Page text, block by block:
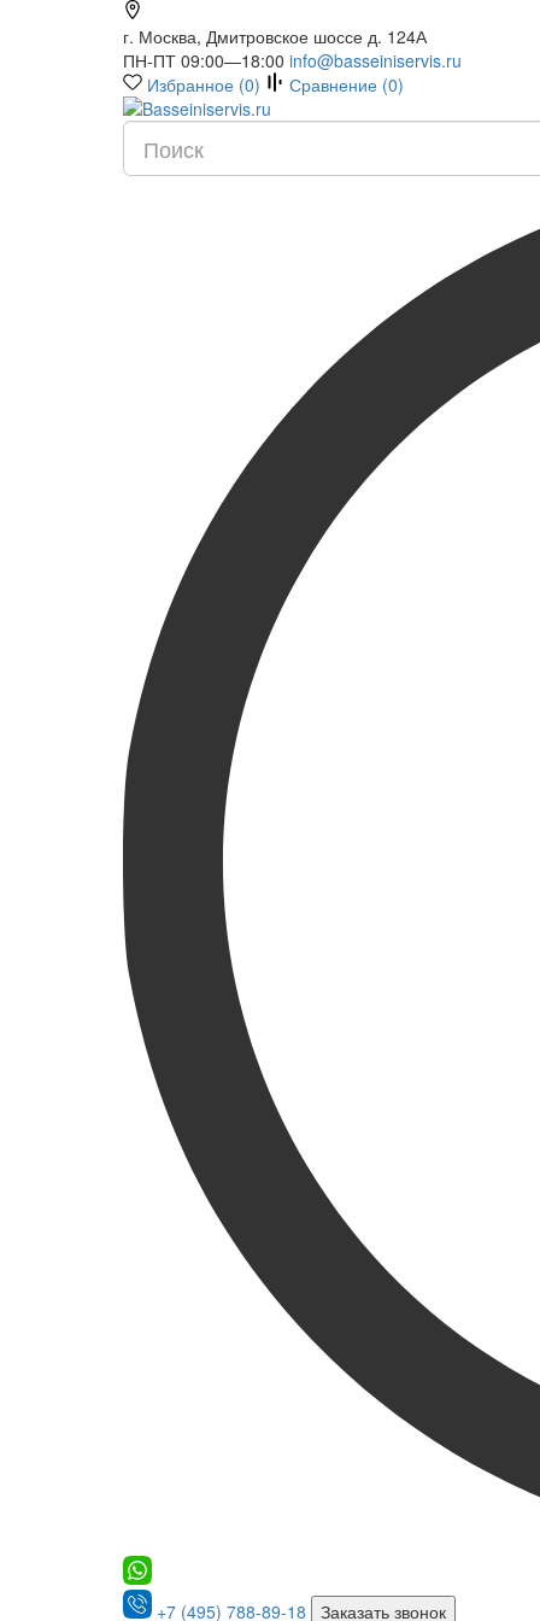
г. Москва, Дмитровское шоссе д. 124А
ПН-ПТ 09:00—18:00 info@basseiniservis.ru
Избранное (0) Сравнение (0)
+7 (495) 788-89-18
Заказать звонок